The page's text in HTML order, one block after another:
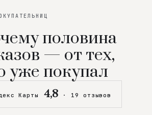
половина
— от тех,
уже покупал
Карты 4,8 · 19 отзывов